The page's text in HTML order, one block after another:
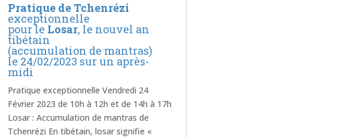
Pratique de Tchenrézi
exceptionnelle
pour le Losar, le nouvel an
tibétain
(accumulation de mantras)
le 24/02/2023 sur un après-
midi
Pratique exceptionnelle Vendredi 24
Février 2023 de 10h à 12h et de 14h à 17h
Losar : Accumulation de mantras de
Tchenrézi En tibétain, losar signifie «